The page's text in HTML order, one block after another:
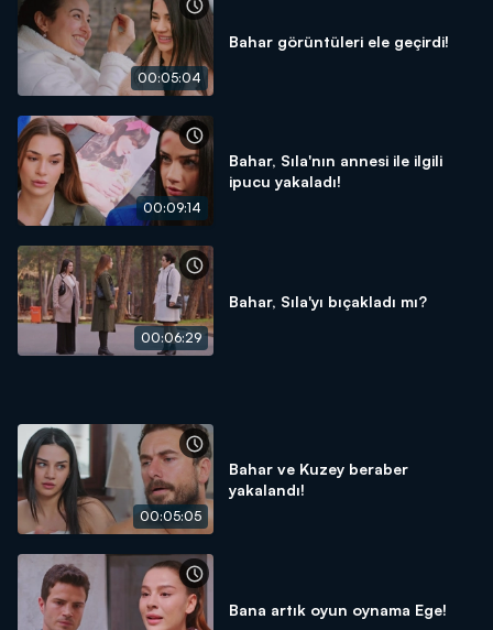
00:05:04
Bahar görüntüleri ele geçirdi!
00:09:14
Bahar, Sıla'nın annesi ile ilgili
ipucu yakaladı!
00:06:29
Bahar, Sıla'yı bıçakladı mı?
00:05:05
Bahar ve Kuzey beraber
yakalandı!
Bana artık oyun oynama Ege!